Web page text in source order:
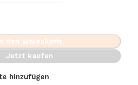
den Warenkorb
Jetzt kaufen
hinzufügen